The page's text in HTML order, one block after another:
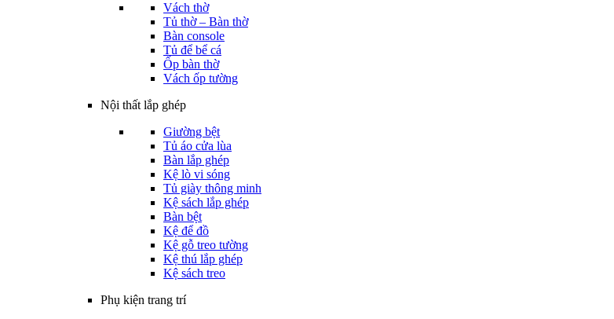
Vách thờ
Tủ thờ – Bàn thờ
Bàn console
Tủ để bể cá
Ốp bàn thờ
Vách ốp tường
Nội thất lắp ghép
Giường bệt
Tủ áo cửa lùa
Bàn lắp ghép
Kệ lò vi sóng
Tủ giày thông minh
Kệ sách lắp ghép
Bàn bệt
Kệ để đồ
Kệ gỗ treo tường
Kệ thú lắp ghép
Kệ sách treo
Phụ kiện trang trí